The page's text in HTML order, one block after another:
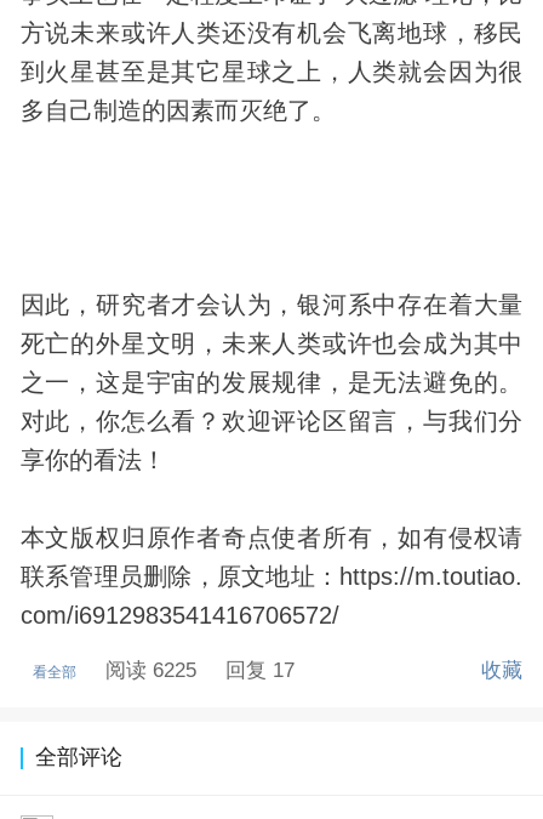
方说未来或许人类还没有机会飞离地球，移民
到火星甚至是其它星球之上，人类就会因为很
多自己制造的因素而灭绝了。
因此，研究者才会认为，银河系中存在着大量
死亡的外星文明，未来人类或许也会成为其中
之一，这是宇宙的发展规律，是无法避免的。
对此，你怎么看？欢迎评论区留言，与我们分
享你的看法！
本文版权归原作者奇点使者所有，如有侵权请
联系管理员删除，原文地址：https://m.toutiao.
com/i6912983541416706572/
看全部 阅读 6225 回复 17 收藏
全部评论